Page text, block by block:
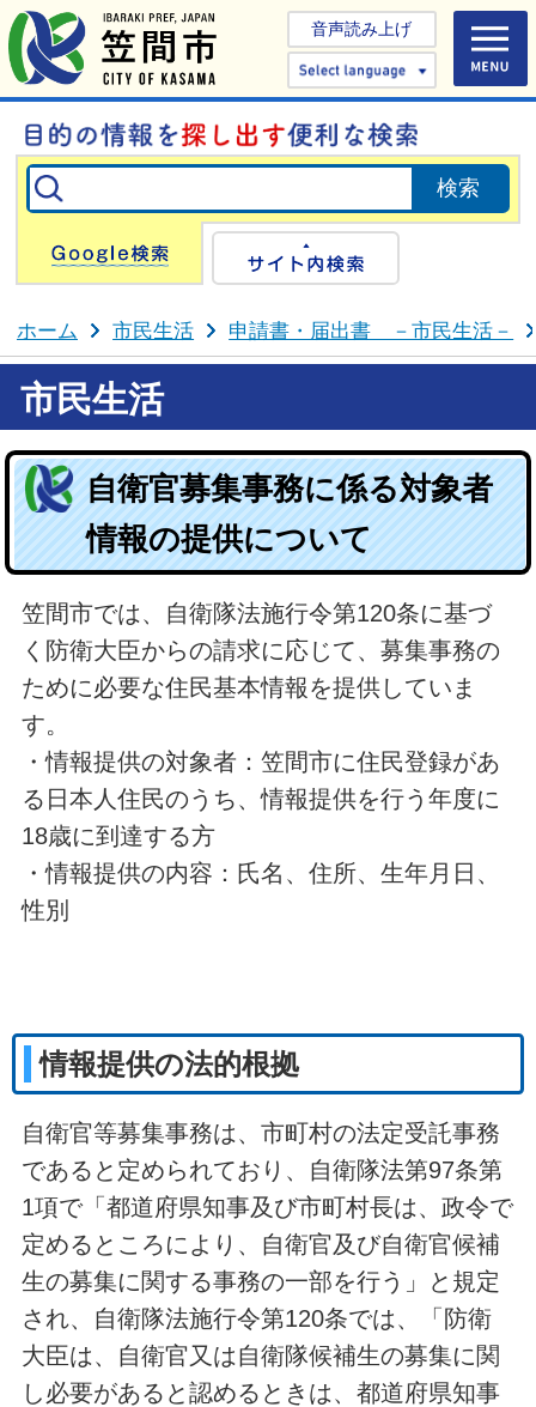
音声読み上げ
Select
Google検索
ホーム 市民生活 申請書・届出書 －市民生活－
市民生活
自衛官募集事務に係る対象者
情報の提供について
笠間市では、自衛隊法施行令第120条に基づ
く防衛大臣からの請求に応じて、募集事務の
ために必要な住民基本情報を提供していま
す。
・情報提供の対象者：笠間市に住民登録があ
る日本人住民のうち、情報提供を行う年度に
18歳に到達する方
・情報提供の内容：氏名、住所、生年月日、
性別
情報提供の法的根拠
自衛官等募集事務は、市町村の法定受託事務
であると定められており、自衛隊法第97条第
1項で「都道府県知事及び市町村長は、政令で
定めるところにより、自衛官及び自衛官候補
生の募集に関する事務の一部を行う」と規定
され、自衛隊法施行令第120条では、「防衛
大臣は、自衛官又は自衛隊候補生の募集に関
し必要があると認めるときは、都道府県知事